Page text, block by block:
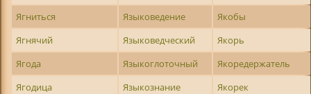
Ягниться
Языковедение
Якобы
Ягнячий
Языковедческий
Якорь
Ягода
Языкоглоточный
Якоредержатель
Ягодица
Языкознание
Якорек